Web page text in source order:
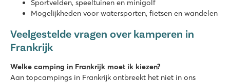
Les Dunes
Frankrijk - Zuid-Frankrijk - Languedoc-Roussillon - Torreilles
★ ★ ★ ★
Zwemparadijs met snelle waterglijbanen en leuke
Volop animatie en activiteiten
Perfecte ligging direct aan het zandstrand
Sportvelden, speeltuinen en minigolf
Mogelijkheden voor watersporten, fietsen en wandelen
Veelgestelde vragen over kamperen in
Frankrijk
Welke camping in Frankrijk moet ik kiezen?
Aan topcampings in Frankrijk ontbreekt het niet in ons